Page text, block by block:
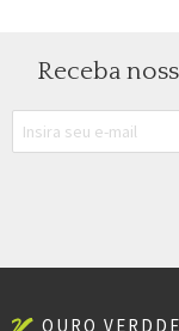
Receba
OURO VERDDE